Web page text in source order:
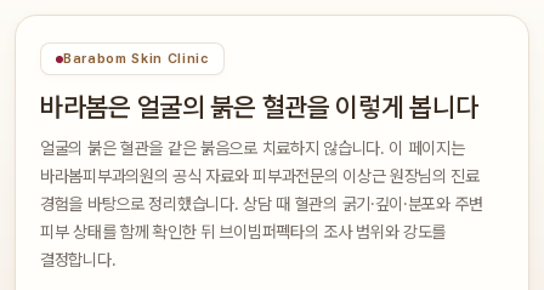
Barabom Skin Clinic
바라봄은 얼굴의 붉은 혈관을 이렇게 봅니다
얼굴의 붉은 혈관을 같은 붉음으로 치료하지 않습니다. 이 페이지는
바라봄피부과의원의 공식 자료와 피부과전문의 이상근 원장님의 진료
경험을 바탕으로 정리했습니다. 상담 때 혈관의 굵기·깊이·분포와 주변
피부 상태를 함께 확인한 뒤 브이빔퍼펙타의 조사 범위와 강도를
결정합니다.